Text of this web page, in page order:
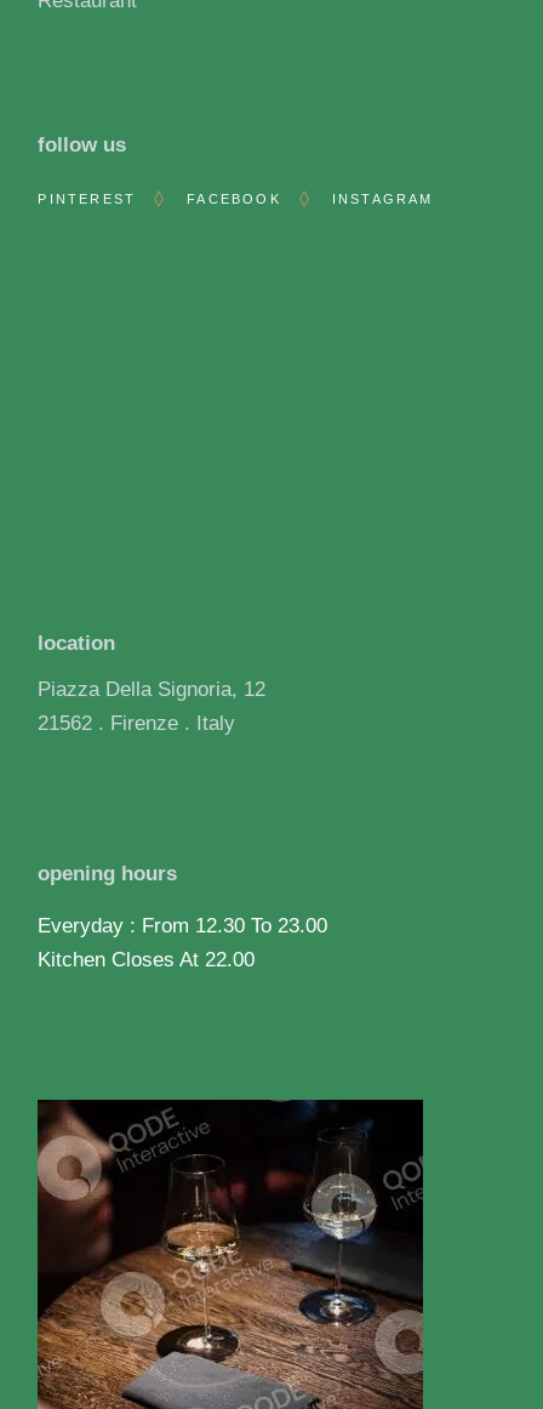
follow us
PINTEREST FACEBOOK INSTAGRAM
location
Piazza Della Signoria, 12
21562 . Firenze . Italy
opening hours
Everyday : From 12.30 To 23.00
Kitchen Closes At 22.00